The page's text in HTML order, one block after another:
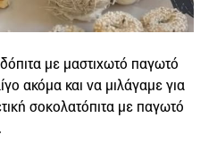
με μαστιχωτό παγωτό
ακόμα και να μιλάγαμε για
σοκολατόπιτα με παγωτό